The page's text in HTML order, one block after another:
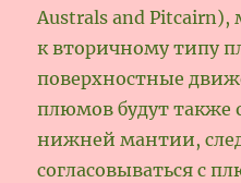
Australs and Pitcairn),
к вторичному типу
поверхностные
плюмов будут также
нижней мантии,
согласовываться с